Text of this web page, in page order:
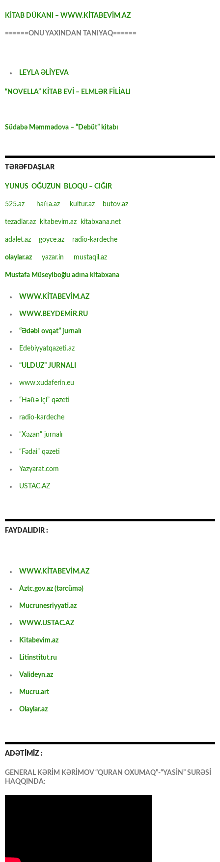
KİTAB DÜKANI – WWW.KİTABEVİM.AZ
======ONU YAXINDAN TANIYAQ======
LEYLA ƏLİYEVA
“NOVELLA” KİTAB EVİ – ELMLƏR FİLİALI
Südabə Məmmədova – “Debüt” kitabı
TƏRƏFDAŞLAR
YUNUS OĞUZUN BLOQU – CIĞIR
525.az hafta.az kultur.az butov.az
tezadlar.az kitabevim.az kitabxana.net
adalet.az goyce.az radio-kardeche
olaylar.az yazar.in mustaqil.az
Mustafa Müseyiboğlu adına kitabxana
WWW.KİTABEVİM.AZ
WWW.BEYDEMİR.RU
“Ədəbi ovqat” jurnalı
Edebiyyatqazeti.az
“ULDUZ” JURNALI
www.xudaferin.eu
“Həftə içi” qəzeti
radio-kardeche
“Xəzan” jurnalı
“Fədai” qəzeti
Yazyarat.com
USTAC.AZ
FAYDALIDIR :
WWW.KİTABEVİM.AZ
Aztc.gov.az (tərcümə)
Mucrunesriyyati.az
WWW.USTAC.AZ
Kitabevim.az
Litinstitut.ru
Valideyn.az
Mucru.art
Olaylar.az
ADƏTİMİZ :
GENERAL KƏRİM KƏRİMOV “QURAN OXUMAQ”-“YASİN” SURƏSİ
HAQQINDA: